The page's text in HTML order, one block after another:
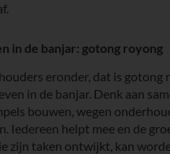
in de banjar: gotong royong
eronder, dat is
in de banjar. Denk aan
bouwen, wegen
Iedereen helpt mee en de
zijn taken ontwijkt, kan